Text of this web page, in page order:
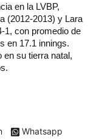
en la LVBP,
(2012-2013) y Lara
1, con promedio de
en 17.1 innings.
en su tierra natal,
Whatsapp